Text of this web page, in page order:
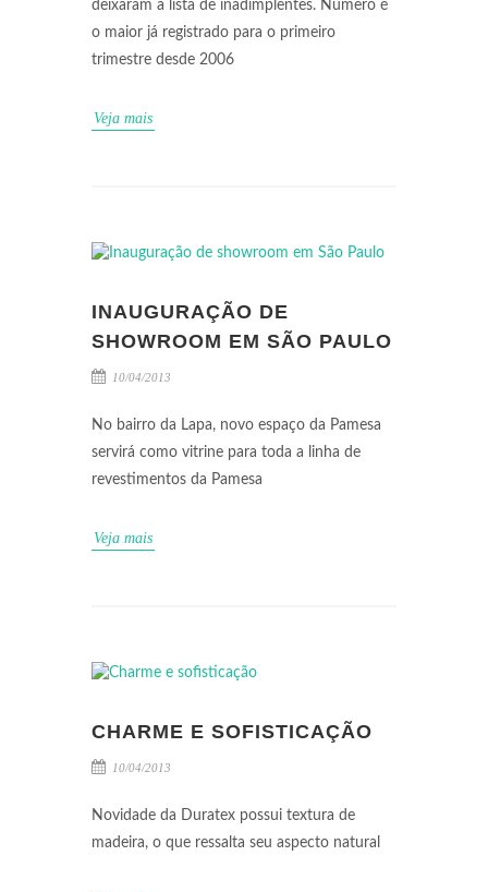
deixaram a lista de inadimplentes. Número é
o maior já registrado para o primeiro
trimestre desde 2006
Veja mais
INAUGURAÇÃO DE
SHOWROOM EM SÃO PAULO
10/04/2013
No bairro da Lapa, novo espaço da Pamesa
servirá como vitrine para toda a linha de
revestimentos da Pamesa
Veja mais
CHARME E SOFISTICAÇÃO
10/04/2013
Novidade da Duratex possui textura de
madeira, o que ressalta seu aspecto natural